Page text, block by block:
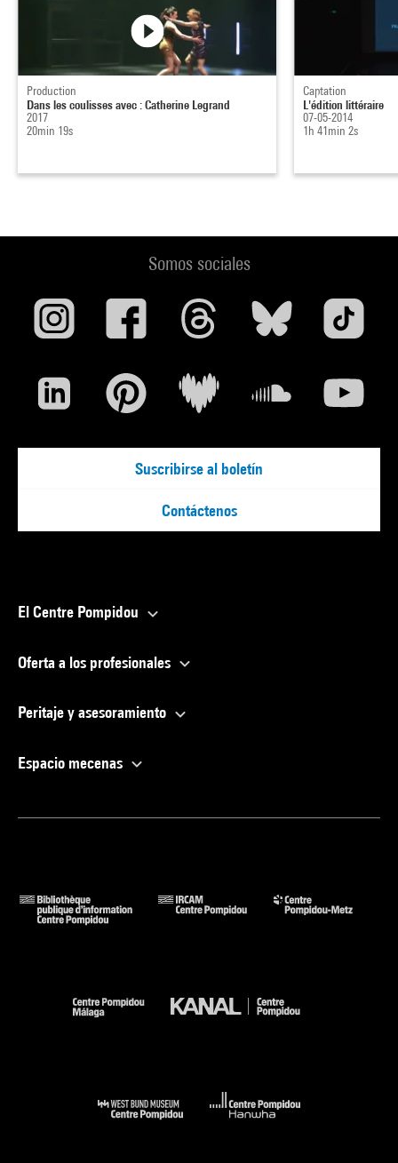
Production
Dans les coulisses avec : Catherine Legrand
2017
20min 19s
Captation
L'édition littéraire
07-05-2014
1h 41min 2s
Somos sociales
Suscribirse al boletín
Contáctenos
El Centre Pompidou
Oferta a los profesionales
Peritaje y asesoramiento
Espacio mecenas